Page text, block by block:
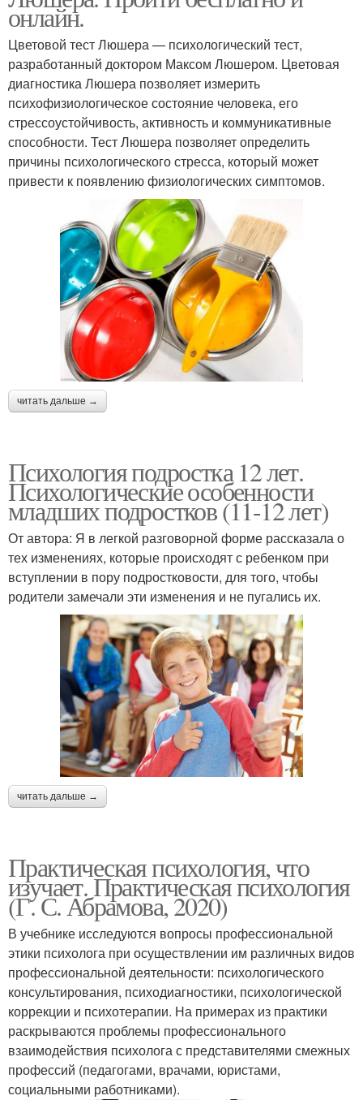
онлайн.
Цветовой тест Люшера — психологический тест,
разработанный доктором Максом Люшером. Цветовая
диагностика Люшера позволяет измерить
психофизиологическое состояние человека, его
стрессоустойчивость, активность и коммуникативные
способности. Тест Люшера позволяет определить
причины психологического стресса, который может
привести к появлению физиологических симптомов.
читать дальше →
Психология подростка 12 лет.
Психологические особенности
младших подростков (11-12 лет)
От автора: Я в легкой разговорной форме рассказала о
тех изменениях, которые происходят с ребенком при
вступлении в пору подростковости, для того, чтобы
родители замечали эти изменения и не пугались их.
читать дальше →
Практическая психология, что
изучает. Практическая психология
(Г. С. Абрамова, 2020)
В учебнике исследуются вопросы профессиональной
этики психолога при осуществлении им различных видов
профессиональной деятельности: психологического
консультирования, психодиагностики, психологической
коррекции и психотерапии. На примерах из практики
раскрываются проблемы профессионального
взаимодействия психолога с представителями смежных
профессий (педагогами, врачами, юристами,
социальными работниками).